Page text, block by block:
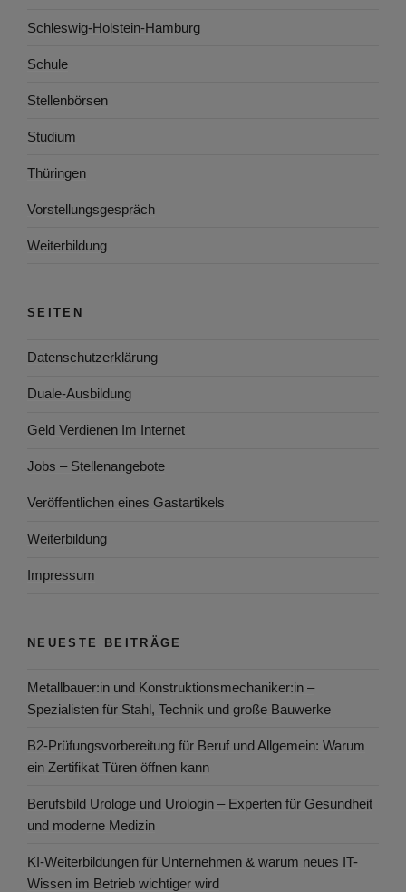
Schleswig-Holstein-Hamburg
Schule
Stellenbörsen
Studium
Thüringen
Vorstellungsgespräch
Weiterbildung
SEITEN
Datenschutzerklärung
Duale-Ausbildung
Geld Verdienen Im Internet
Jobs – Stellenangebote
Veröffentlichen eines Gastartikels
Weiterbildung
Impressum
NEUESTE BEITRÄGE
Metallbauer:in und Konstruktionsmechaniker:in –
Spezialisten für Stahl, Technik und große Bauwerke
B2-Prüfungsvorbereitung für Beruf und Allgemein: Warum
ein Zertifikat Türen öffnen kann
Berufsbild Urologe und Urologin – Experten für Gesundheit
und moderne Medizin
KI-Weiterbildungen für Unternehmen & warum neues IT-
Wissen im Betrieb wichtiger wird